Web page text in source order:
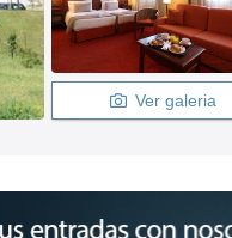
Ver galeria